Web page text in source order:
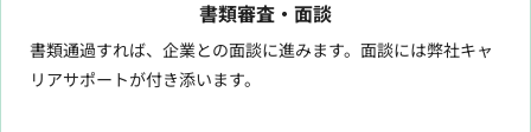
書類審査・面談
書類通過すれば、企業との面談に進みます。面談には弊社キャ
リアサポートが付き添います。